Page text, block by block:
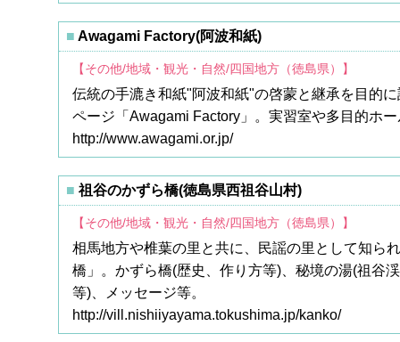
Awagami Factory(阿波和紙)
【その他/地域・観光・自然/四国地方（徳島県）】
伝統の手漉き和紙"阿波和紙"の啓蒙と継承を目的
ページ「Awagami Factory」。実習室や多目的ホ
http://www.awagami.or.jp/
祖谷のかずら橋(徳島県西祖谷山村)
【その他/地域・観光・自然/四国地方（徳島県）】
相馬地方や椎葉の里と共に、民謡の里として知ら
橋」。かずら橋(歴史、作り方等)、秘境の湯(祖谷
等)、メッセージ等。
http://vill.nishiiyayama.tokushima.jp/kanko/